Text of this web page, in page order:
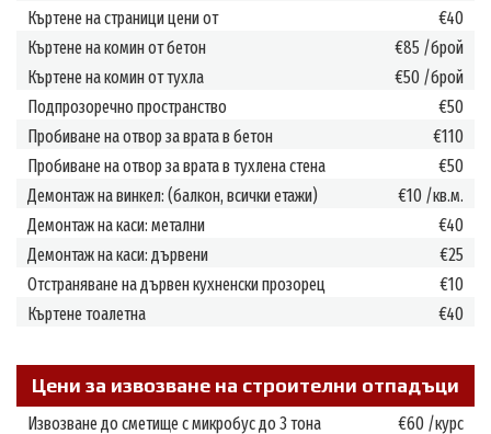
Къртене на страници цени от
€40
Къртене на комин от бетон
€85 /брой
Къртене на комин от тухла
€50 /брой
Подпрозоречно пространство
€50
Пробиване на отвор за врата в бетон
€110
Пробиване на отвор за врата в тухлена стена
€50
Демонтаж на винкел: (балкон, всички етажи)
€10 /кв.м.
Демонтаж на каси: метални
€40
Демонтаж на каси: дървени
€25
Отстраняване на дървен кухненски прозорец
€10
Къртене тоалетна
€40
Цени за извозване на строителни отпадъци
Извозване до сметище с микробус до 3 тона
€60 /курс